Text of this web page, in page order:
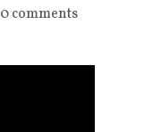
0 comments